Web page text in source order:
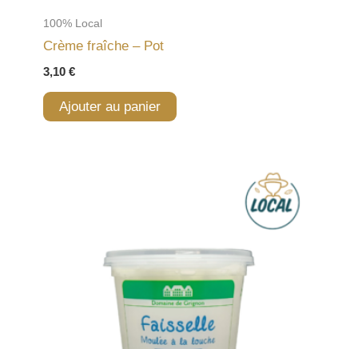
100% Local
Crème fraîche – Pot
3,10 €
Ajouter au panier